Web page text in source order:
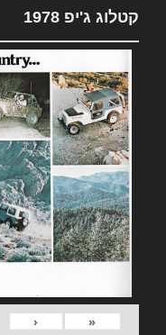
קטלוג ג'יפ 1978
«
‹